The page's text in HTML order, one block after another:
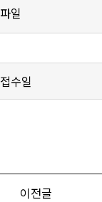
파일
접수일
이전글